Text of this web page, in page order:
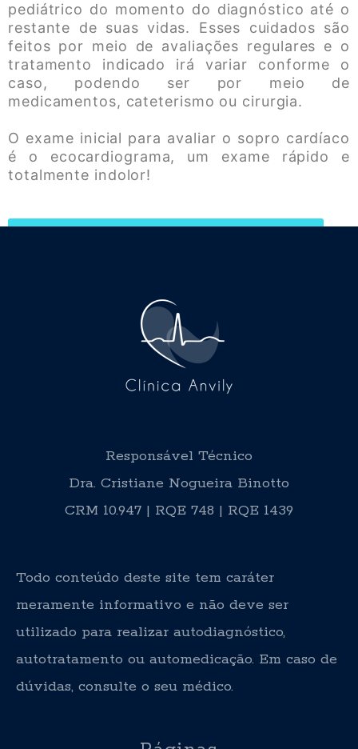
pediátrico do momento do diagnóstico até o
restante de suas vidas. Esses cuidados são
feitos por meio de avaliações regulares e o
tratamento indicado irá variar conforme o
caso, podendo ser por meio de
medicamentos, cateterismo ou cirurgia.
O exame inicial para avaliar o sopro cardíaco
é o ecocardiograma, um exame rápido e
totalmente indolor!
Responsável Técnico
Dra. Cristiane Nogueira Binotto
CRM 10.947 | RQE 748 | RQE 1439
Todo conteúdo deste site tem caráter
meramente informativo e não deve ser
utilizado para realizar autodiagnóstico,
autotratamento ou automedicação. Em caso de
dúvidas, consulte o seu médico.